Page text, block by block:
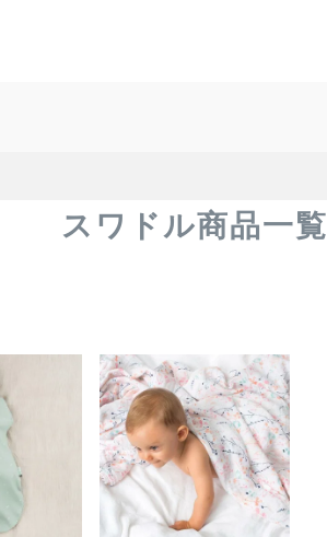
スワドル商品一覧